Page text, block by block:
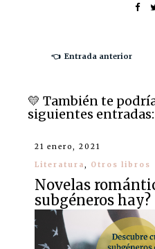
👈 Entrada anterior
💛️ También te
siguientes entradas:
21 enero, 2021
Literatura, Otros libros
Novelas
subgéneros hay?